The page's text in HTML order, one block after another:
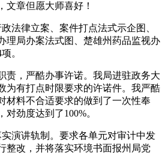
文章但愿大师喜好！
律立案、案件打点法式示企图、
理局办案法式图、楚雄州药品监视办
。
，严酷办事许诺。我局进驻政务大
为有打点时限要求的许诺件。我严酷
材料不合适要求的做到了一次性奉
劲度达到了100%。
讲轨制。要求各单元对审计中发
整改，并将落实环境书面报州局党